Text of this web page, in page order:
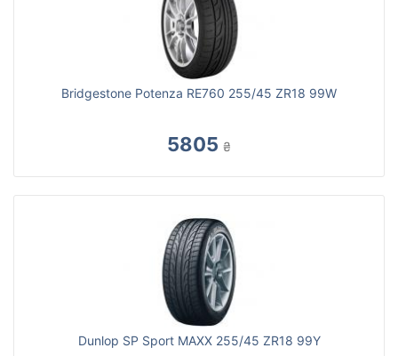
Bridgestone Potenza RE760 255/45 ZR18 99W
5805 ₴
Dunlop SP Sport MAXX 255/45 ZR18 99Y